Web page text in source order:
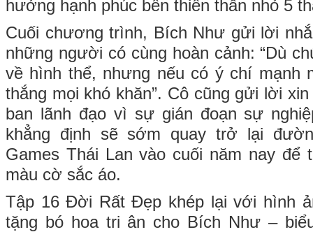
hưởng hạnh phúc bên thiên thần nhỏ 5
Cuối chương trình, Bích Như gửi lời
những người có cùng hoàn cảnh: “Dù
về hình thể, nhưng nếu có ý chí mạnh
thắng mọi khó khăn”. Cô cũng gửi lời
ban lãnh đạo vì sự gián đoạn sự
khẳng định sẽ sớm quay trở lại
Games Thái Lan vào cuối năm nay để
màu cờ sắc áo.
Tập 16 Đời Rất Đẹp khép lại với hình
tặng bó hoa tri ân cho Bích Như –